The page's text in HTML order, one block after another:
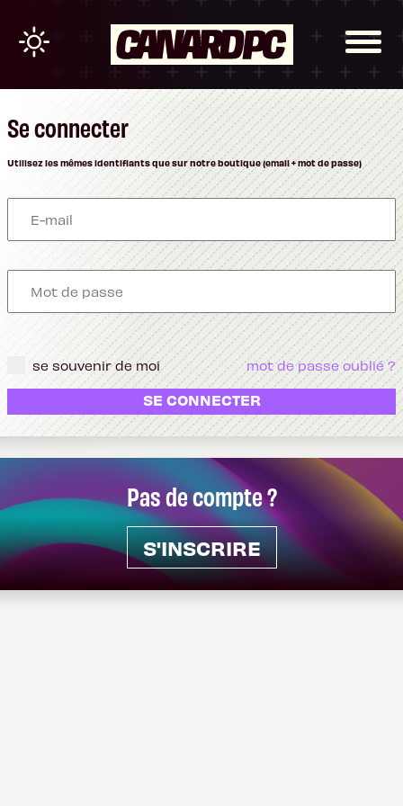
Pas de compte ?
S'INSCRIRE
Se connecter
Utilisez les mêmes identifiants que sur notre boutique (email + mot de passe)
se souvenir de moi mot de passe oublié ?
SE CONNECTER